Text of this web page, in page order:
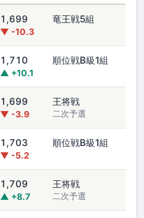
1,699
▼ -10.3
竜王戦5組
1,710
▲ +10.1
順位戦B級1組
1,699
▼ -3.9
王将戦
二次予選
1,703
▼ -5.2
順位戦B級1組
1,709
▲ +8.7
王将戦
二次予選